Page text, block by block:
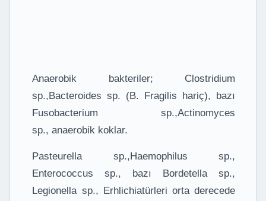
Anaerobik bakteriler; Clostridium
sp.,Bacteroides sp. (B. Fragilis hariç), bazı
Fusobacterium sp.,Actinomyces
sp., anaerobik koklar.
Pasteurella sp.,Haemophilus sp.,
Enterococcus sp., bazı Bordetella sp.,
Legionella sp., Erhlichiatürleri orta derecede